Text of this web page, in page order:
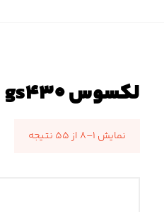
لکسوس gs۴۳۰
نمایش ۱–۸ از ۵۵ نتیجه